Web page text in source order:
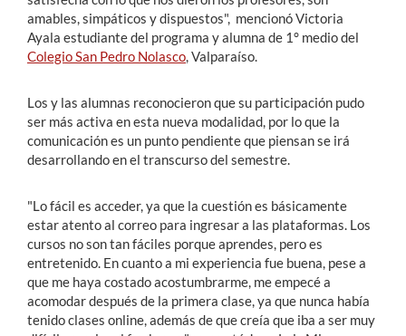
amables, simpáticos y dispuestos", mencionó Victoria
Ayala estudiante del programa y alumna de 1° medio del
Colegio San Pedro Nolasco, Valparaíso.
Los y las alumnas reconocieron que su participación pudo
ser más activa en esta nueva modalidad, por lo que la
comunicación es un punto pendiente que piensan se irá
desarrollando en el transcurso del semestre.
"Lo fácil es acceder, ya que la cuestión es básicamente
estar atento al correo para ingresar a las plataformas. Los
cursos no son tan fáciles porque aprendes, pero es
entretenido. En cuanto a mi experiencia fue buena, pese a
que me haya costado acostumbrarme, me empecé a
acomodar después de la primera clase, ya que nunca había
tenido clases online, además de que creía que iba a ser muy